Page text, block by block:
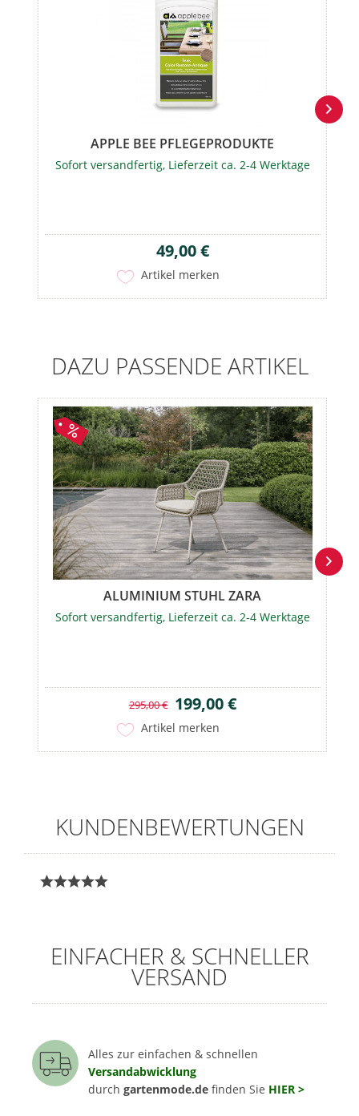
APPLE BEE PFLEGEPRODUKTE
Sofort versandfertig, Lieferzeit ca. 2-4 Werktage
Artikel merken
49,00 €
DAZU PASSENDE ARTIKEL
ALUMINIUM STUHL ZARA
Sofort versandfertig, Lieferzeit ca. 2-4 Werktage
Artikel merken
295,00 € 199,00 €
KUNDENBEWERTUNGEN
EINFACHER & SCHNELLER
VERSAND
Alles zur einfachen & schnellen
Versandabwicklung
durch gartenmode.de finden Sie HIER >